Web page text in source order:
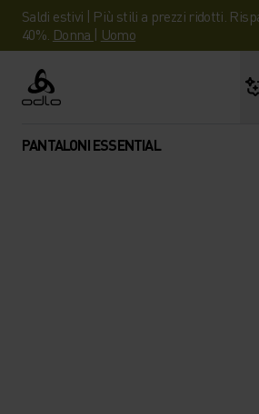
Saldi estivi | Più stili a prezzi ridotti.
40%. Donna | Uomo
Odlo
PANTALONI ESSENTIAL